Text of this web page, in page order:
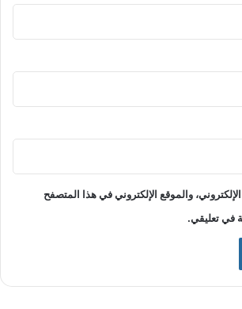
والموقع الإلكتروني في هذا المتصفح
في تعليقي.